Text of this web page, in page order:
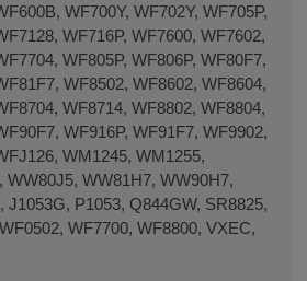
WF700Y, WF702Y, WF705P,
WF716P, WF7600, WF7602,
WF805P, WF806P, WF80F7,
WF8502, WF8602, WF8604,
WF8714, WF8802, WF8804,
WF916P, WF91F7, WF9902,
WM1245, WM1255,
WW80J5, WW81H7, WW90H7,
J1053G, P1053, Q844GW, SR8825,
WF7700, WF8800, VXEC,